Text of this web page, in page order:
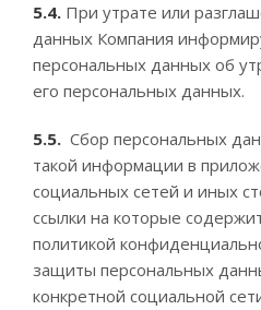
5.4. При утрате или
данных Компания
персональных данных об
его персональных данных.
5.5. Сбор персональных
такой информации в
социальных сетей и иных
ссылки на которые
политикой
защиты персональных
конкретной социальной